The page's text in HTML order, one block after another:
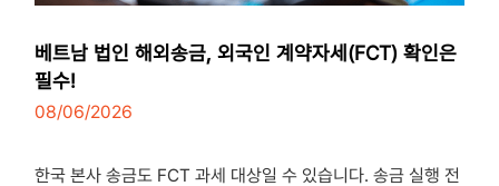
베트남 법인 해외송금, 외국인 계약자세(FCT) 확인은
필수!
08/06/2026
한국 본사 송금도 FCT 과세 대상일 수 있습니다. 송금 실행 전